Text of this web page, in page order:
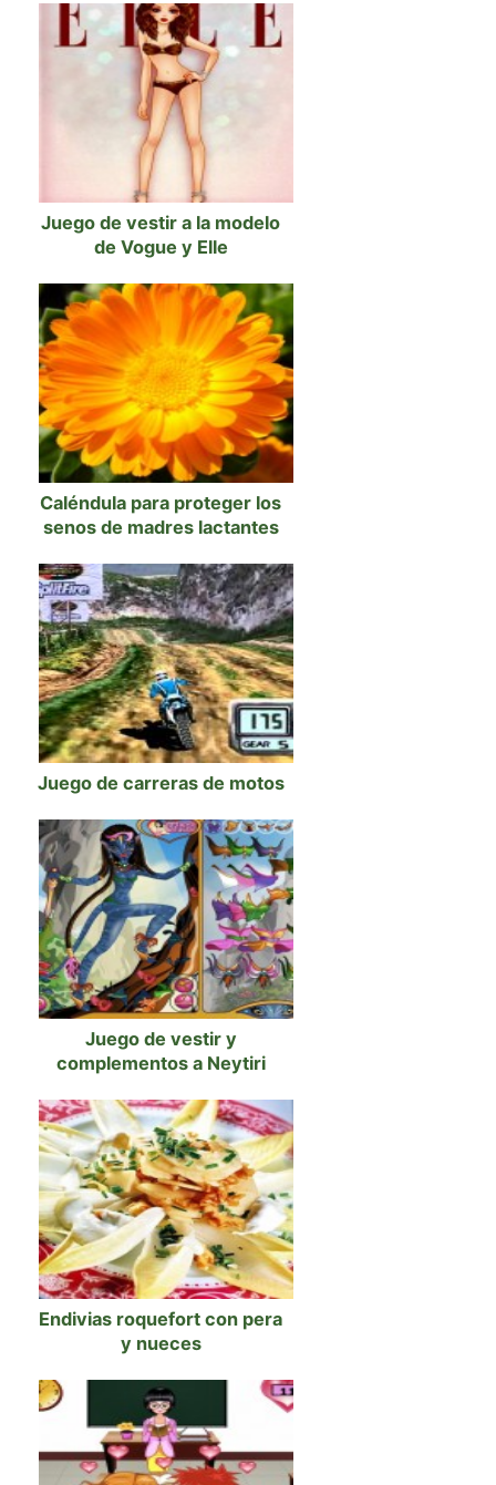
Juego de vestir a la modelo
de Vogue y Elle
Caléndula para proteger los
senos de madres lactantes
Juego de carreras de motos
Juego de vestir y
complementos a Neytiri
Endivias roquefort con pera
y nueces